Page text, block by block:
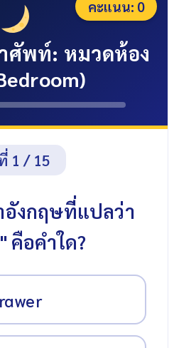
ศัพท์: หมวดห้อง
คะแนน: 0
1 / 15
งกฤษที่แปลว่า
คือคำใด?